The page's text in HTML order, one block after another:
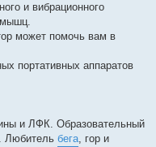
и вибрационного
мышц.
может помочь вам в
портативных аппаратов
и ЛФК. Образовательный
Любитель бега, гор и